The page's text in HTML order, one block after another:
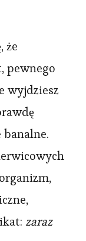
że
pewnego
wyjdziesz
banalne.
zaraz